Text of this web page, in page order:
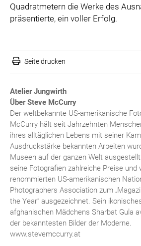
Quadratmetern die Werke des
präsentierte, ein voller Erfolg.
Seite drucken
Atelier Jungwirth
Über Steve McCurry
Der weltbekannte US-amerikanische
McCurry hält seit Jahrzehnten
ihres alltäglichen Lebens mit seiner
Ausdruckstärke bekannten Arbeiten
Museen auf der ganzen Welt
seine Fotografien zahlreiche Preise und
renommierten US-amerikanischen
Photographers Association zum
the Year“ ausgezeichnet. Sein
afghanischen Mädchens Sharbat Gula
der bekanntesten Bilder der Moderne.
www.stevemccurry.at